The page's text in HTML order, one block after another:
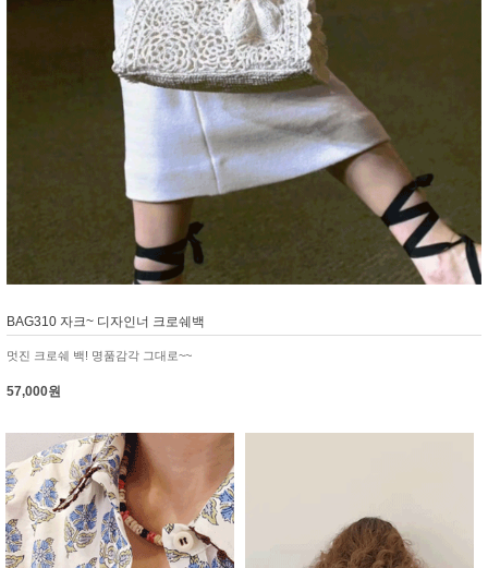
BAG310 자크~ 디자인너 크로쉐백
멋진 크로쉐 백! 명품감각 그대로~~
57,000원